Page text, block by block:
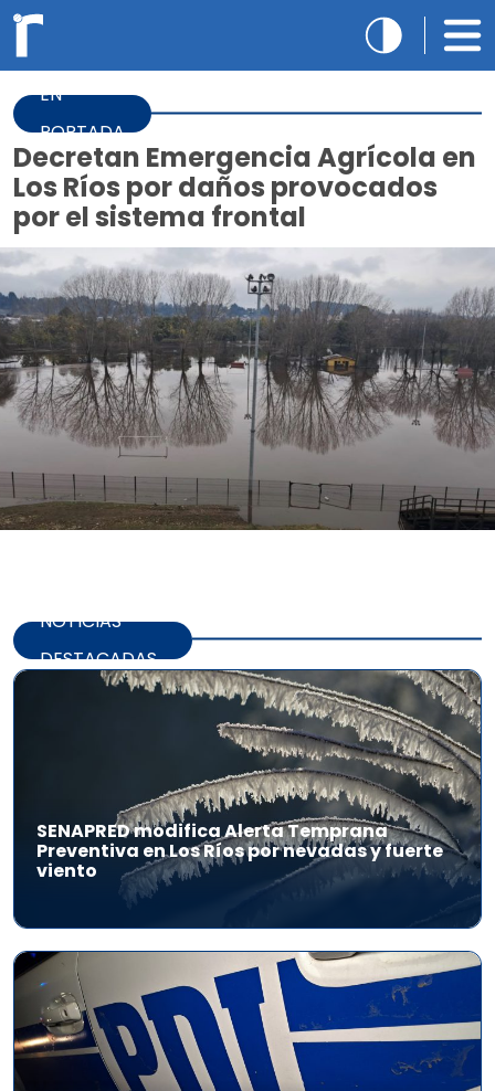
EN
PORTADA
Decretan Emergencia Agrícola en
Los Ríos por daños provocados
por el sistema frontal
NOTICIAS
DESTACADAS
SENAPRED modifica Alerta Temprana
Preventiva en Los Ríos por nevadas y fuerte
viento